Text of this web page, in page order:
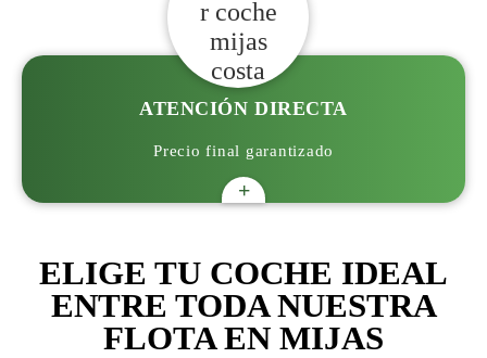
ATENCIÓN DIRECTA
Precio final garantizado
+
ELIGE TU COCHE IDEAL
ENTRE TODA NUESTRA
FLOTA EN MIJAS